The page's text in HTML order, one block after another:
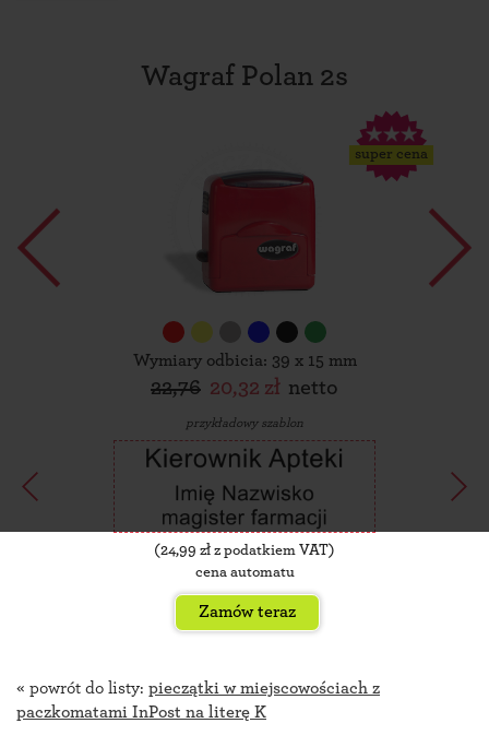
Wagraf Polan 2s
super cena
Wymiary odbicia: 39 x 15 mm
22,76 20,32 zł netto
przykładowy szablon
(24,99 zł z podatkiem VAT)
cena automatu
Zamów teraz
« powrót do listy: pieczątki w miejscowościach z
paczkomatami InPost na literę K